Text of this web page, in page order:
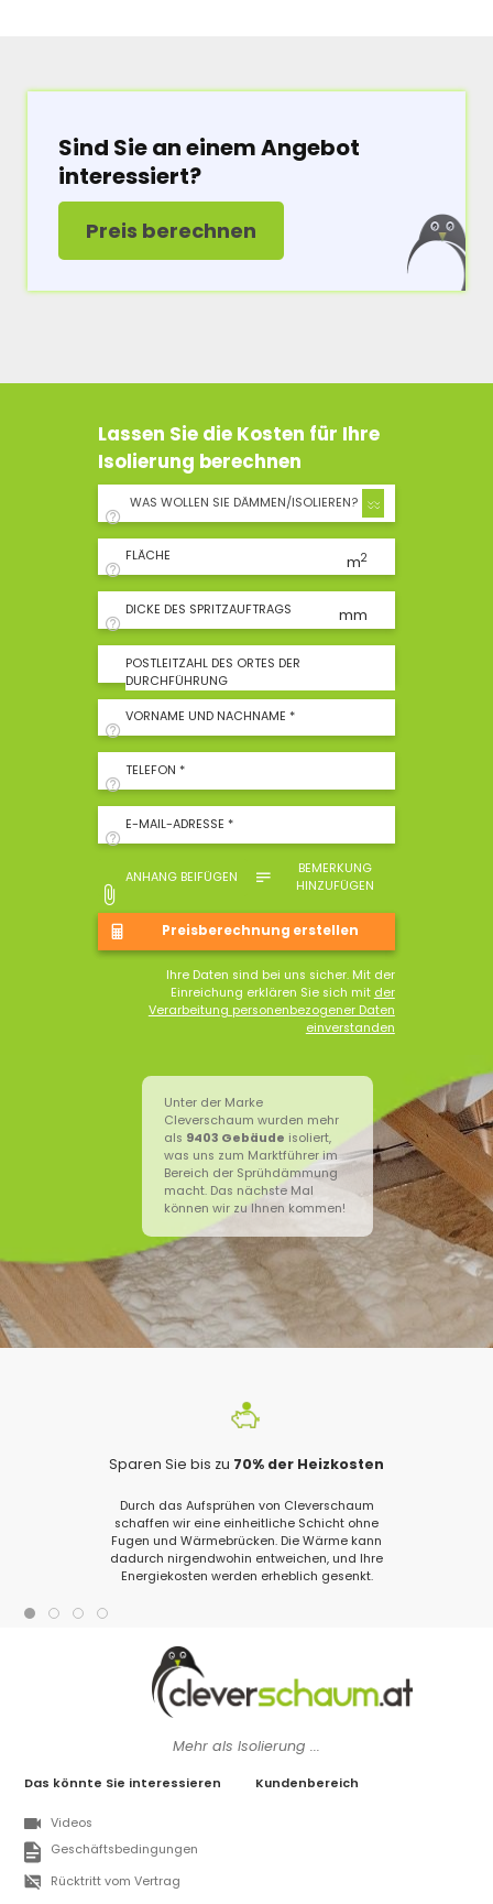
Sind Sie an einem Angebot
interessiert?
Preis berechnen
Lassen Sie die Kosten für Ihre
Isolierung berechnen
WAS WOLLEN SIE DÄMMEN/ISOLIEREN?
FLÄCHE m2
DICKE DES SPRITZAUFTRAGS mm
POSTLEITZAHL DES ORTES DER
DURCHFÜHRUNG
VORNAME UND NACHNAME *
TELEFON *
E-MAIL-ADRESSE *
ANHANG BEIFÜGEN
BEMERKUNG
HINZUFÜGEN
Ihre Daten sind bei uns sicher. Mit der
Einreichung erklären Sie sich mit der
Verarbeitung personenbezogener Daten
einverstanden
Unter der Marke
Cleverschaum wurden mehr
als 9403 Gebäude isoliert,
was uns zum Marktführer im
Bereich der Sprühdämmung
macht. Das nächste Mal
können wir zu Ihnen kommen!
Sparen Sie bis zu 70% der Heizkosten
Durch das Aufsprühen von Cleverschaum
schaffen wir eine einheitliche Schicht ohne
Fugen und Wärmebrücken. Die Wärme kann
dadurch nirgendwohin entweichen, und Ihre
Energiekosten werden erheblich gesenkt.
Mehr als Isolierung ...
Das könnte Sie interessieren
Videos
Geschäftsbedingungen
Rücktritt vom Vertrag
Kundenbereich